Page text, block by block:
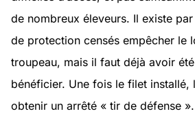
de nombreux éleveurs. Il existe
de protection censés empêcher le
troupeau, mais il faut déjà avoir
bénéficier. Une fois le filet installé,
obtenir un arrêté « tir de défense